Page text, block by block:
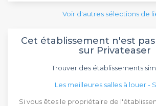
Voir d'autres sélections de
Cet établissement n'est
sur Privateaser
Trouver des établissements
Les meilleures salles à louer -
Si vous êtes le propriétaire de